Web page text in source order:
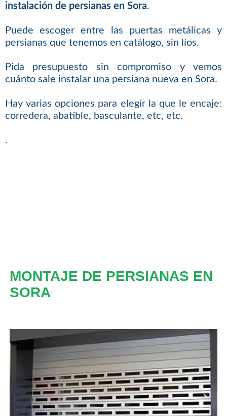
instalación de persianas en Sora.
Puede escoger entre las puertas metálicas y
persianas que tenemos en catálogo, sin líos.
Pida presupuesto sin compromiso y vemos
cuánto sale instalar una persiana nueva en Sora.
Hay varias opciones para elegir la que le encaje:
corredera, abatible, basculante, etc, etc.
.
MONTAJE DE PERSIANAS EN
SORA